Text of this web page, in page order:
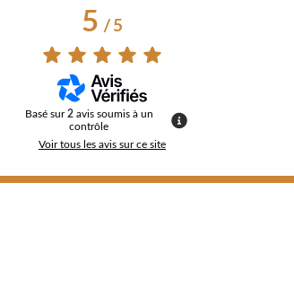
5/ 5
Basé sur2 avis soumis à un
contrôle
Voir tous les avis sur ce site